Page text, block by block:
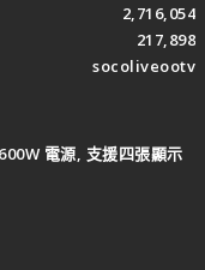
2,716,054
217,898
socoliveootv
電源, 支援四張顯示